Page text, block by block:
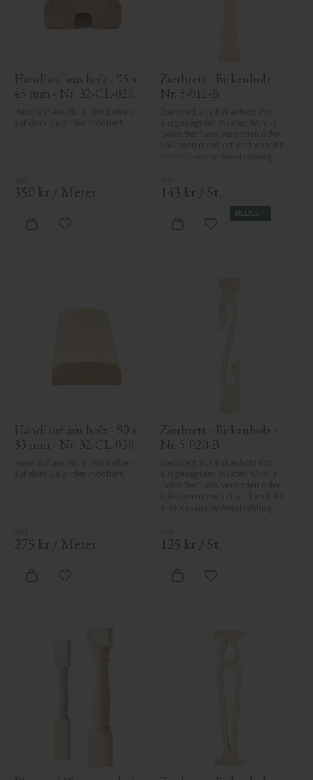
Handlauf aus holz - 95 x
45 mm - Nr. 32-CL-020
350 kr / Meter
Zu Favoriten hinzufügen
Zierbrett - Birkenholz -
Nr. 5-011-B
143 kr / St.
BELIEBT
Zu Favoriten
Handlauf aus holz - 90 x
33 mm - Nr. 32-CL-030
275 kr / Meter
Zu Favoriten hinzufügen
Zierbrett - Birkenholz -
Nr. 5-020-B
125 kr / St.
Zu Favoriten